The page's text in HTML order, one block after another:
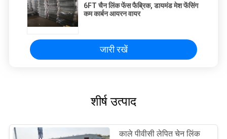
6FT चैन लिंक फेंस फैब्रिक, डायमंड मेश फेंसिंग
कम कार्बन आयरन वायर
जारी रखें
शीर्ष उत्पाद
काले पीवीसी लेपित चेन लिंक